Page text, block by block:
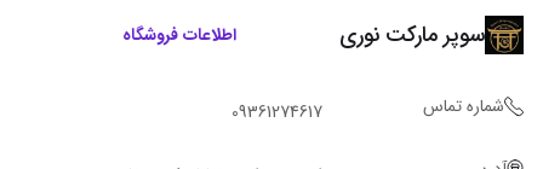
سوپر مارکت نوری اطلاعات فروشگاه
شماره تماس 09361274617